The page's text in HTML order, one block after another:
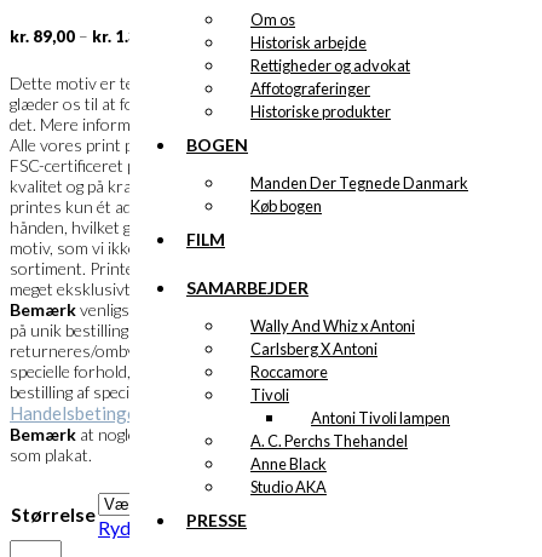
Om os
Historisk arbejde
Rettigheder og advokat
Affotograferinger
Historiske produkter
BOGEN
Manden Der Tegnede Danmark
Køb bogen
FILM
SAMARBEJDER
Wally And Whiz x Antoni
Carlsberg X Antoni
Roccamore
Tivoli
Antoni Tivoli lampen
A. C. Perchs Thehandel
Anne Black
Studio AKA
PRESSE
kr. 89,00 – kr. 1.399,00
Prisinterval:
kr. 89,00
kr. 1.399,00
Dette motiv er tegnet af Ib Antoniog vi
glæder os til at fortælle dig meget mere om
det. Mere information følger snarest.
Alle vores print produceres i Danmark på
FSC-certificeret papir i en meget flot
kvalitet og på kraftigt papir. Et specialprint
printes kun ét ad gangen og skæres ud i
hånden, hvilket gør det muligt, at bestille et
motiv, som vi ikke har i vores faste
sortiment. Printets overflade fremstår
meget eksklusivt og farverne meget klare.
Bemærkvenligst at specialprint kun laves
på unik bestilling og derfor ikke kan
returneres/ombyttes. Husk at læse de
specielle forhold, der gør sig gældende ved
bestilling af specialprint under vores
Handelsbetingelser
Bemærk at nogle motiver måske findes
som plakat.
Størrelse
Ryd